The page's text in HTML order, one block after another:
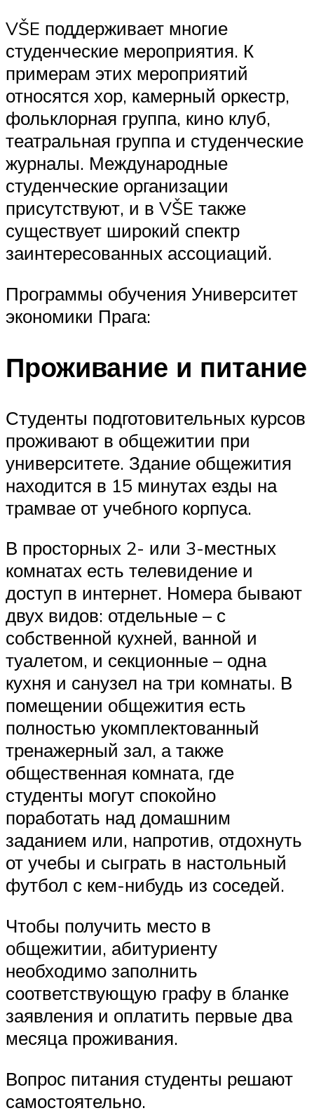
VŠE поддерживает многие
студенческие мероприятия. К
примерам этих мероприятий
относятся хор, камерный оркестр,
фольклорная группа, кино клуб,
театральная группа и студенческие
журналы. Международные
студенческие организации
присутствуют, и в VŠE также
существует широкий спектр
заинтересованных ассоциаций.
Программы обучения Университет
экономики Прага:
Проживание и питание
Студенты подготовительных курсов
проживают в общежитии при
университете. Здание общежития
находится в 15 минутах езды на
трамвае от учебного корпуса.
В просторных 2- или 3-местных
комнатах есть телевидение и
доступ в интернет. Номера бывают
двух видов: отдельные – с
собственной кухней, ванной и
туалетом, и секционные – одна
кухня и санузел на три комнаты. В
помещении общежития есть
полностью укомплектованный
тренажерный зал, а также
общественная комната, где
студенты могут спокойно
поработать над домашним
заданием или, напротив, отдохнуть
от учебы и сыграть в настольный
футбол с кем-нибудь из соседей.
Чтобы получить место в
общежитии, абитуриенту
необходимо заполнить
соответствующую графу в бланке
заявления и оплатить первые два
месяца проживания.
Вопрос питания студенты решают
самостоятельно.